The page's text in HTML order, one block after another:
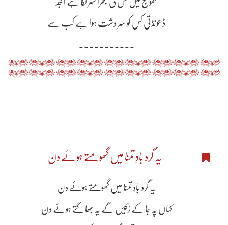
کھوج میں کس کی بھرا شہر لگا ہے امجد
ڈھونڈتی کس کو سرِ دشت ہوا ہے کب سے
یہ گرد بادِ تمنا میں گھومتے ہوئے دن
یہ گرد بادِ تمنا میں گھومتے ہوئے دن
کہاں پہ جا کے رُکیں گے یہ بھاگتے ہوئے دن